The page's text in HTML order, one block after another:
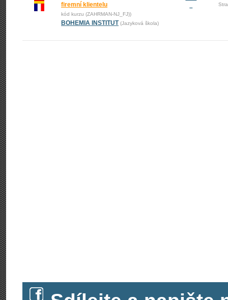
firemní klientelu
kód kurzu (ZAHRMAN-NJ_FJ))
BOHEMIA INSTITUT (Jazyková škola)
–